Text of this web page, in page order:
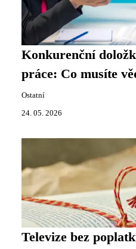
Konkurenční
práce: Co musíte
Ostatní
24. 05. 2026
Televize bez